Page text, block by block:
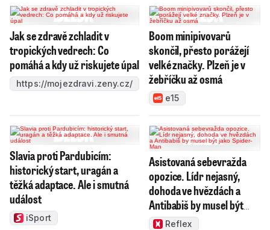
Jak se zdravě zchladit v
tropických vedrech: Co
pomáhá a kdy už riskujete úpal
https://mojezdravi.zeny.cz/
Boom minipivovarů
skončil, přesto porážejí
velké značky. Plzeň je v
žebříčku až osmá
e15
Slavia proti Pardubicím:
historický start, uragán a
těžká adaptace. Ale i smutná
událost
iSport
Asistovaná sebevražda
opozice. Lídr nejasný,
dohoda ve hvězdách a
Antibabiš by musel být
jako Spider-Man
Reflex